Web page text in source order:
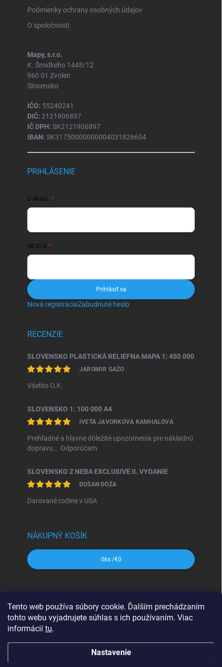
Tento web používa súbory cookie. Ďalším prechádzaním
tohto webu vyjadrujete súhlas s ich používaním. Viac
informácií tu.
Nastavenie
Podmienky ochrany osobných údajov
O spoločnosti
Mapy, s.r.o.
K. Šmidkeho 1445/12
960 01 Zvolen
Slovensko
IČO: 55240241
DIČ: 2121906897
IČ DPH: SK2121906897
IBAN: SK31750000000004031826604
PRIHLÁSENIE
E-MAIL
HESLO
Prihlásiť sa
Nová registráciaZabudnuté heslo
RECENZIE
SLOVENSKO PLASTICKÁ RELIÉFNA MAPA 1: 450 000
JAROMÍR GAŽO
Všetko O.K.
SLOVENSKO 1: 100 000 A4
IVETA JAVORKOVÁ KAMHALOVÁ
Prehľadné a hlavne dôležité upozornenia pre nákladnú
dopravu... Odporúčam
SLOVENSKO Z NEBA EXCLUSIVE II. VYDANIE
DUŠAN DÓŽA
Darované rodine v USA
NÁKUPNÝ KOŠÍK
0 ks /€0
VKÚ Harmanec
CBS Slovensko